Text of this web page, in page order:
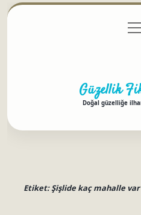
Gizlilik
aç
Güzellik
Doğal güzelliğe
Etiket:Şişlide kaç mahalle var